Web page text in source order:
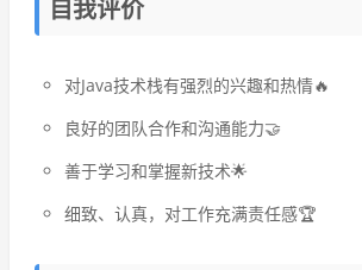
自我评价
对Java技术栈有强烈的兴趣和热情🔥
良好的团队合作和沟通能力🤝
善于学习和掌握新技术🌟
细致、认真，对工作充满责任感🏆